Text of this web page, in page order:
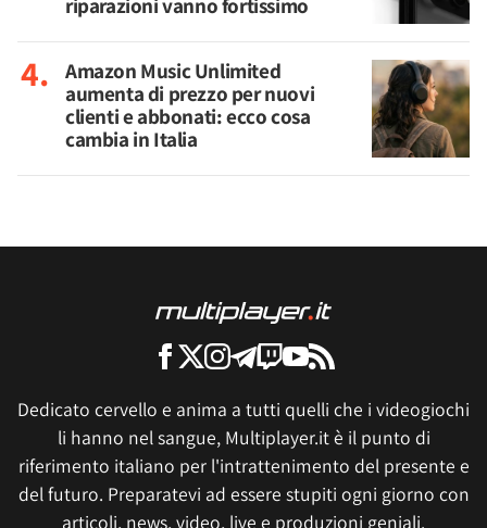
riparazioni vanno fortissimo
Amazon Music Unlimited
aumenta di prezzo per nuovi
clienti e abbonati: ecco cosa
cambia in Italia
Dedicato cervello e anima a tutti quelli che i videogiochi
li hanno nel sangue, Multiplayer.it è il punto di
riferimento italiano per l'intrattenimento del presente e
del futuro. Preparatevi ad essere stupiti ogni giorno con
articoli, news, video, live e produzioni geniali.